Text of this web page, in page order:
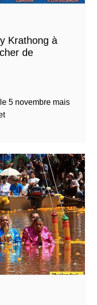
Krathong à
de
5 novembre mais